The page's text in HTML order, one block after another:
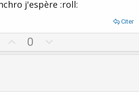
j'espère :roll:
Citer
p
t
0
o
v